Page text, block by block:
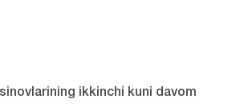
ikkinchi kuni davom